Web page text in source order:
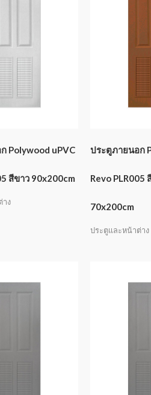
Polywood uPVC
สีขาว 90x200cm
าง
ประตูภายนอก
Revo PLR005
70x200cm
ประตูและหน้าต่าง